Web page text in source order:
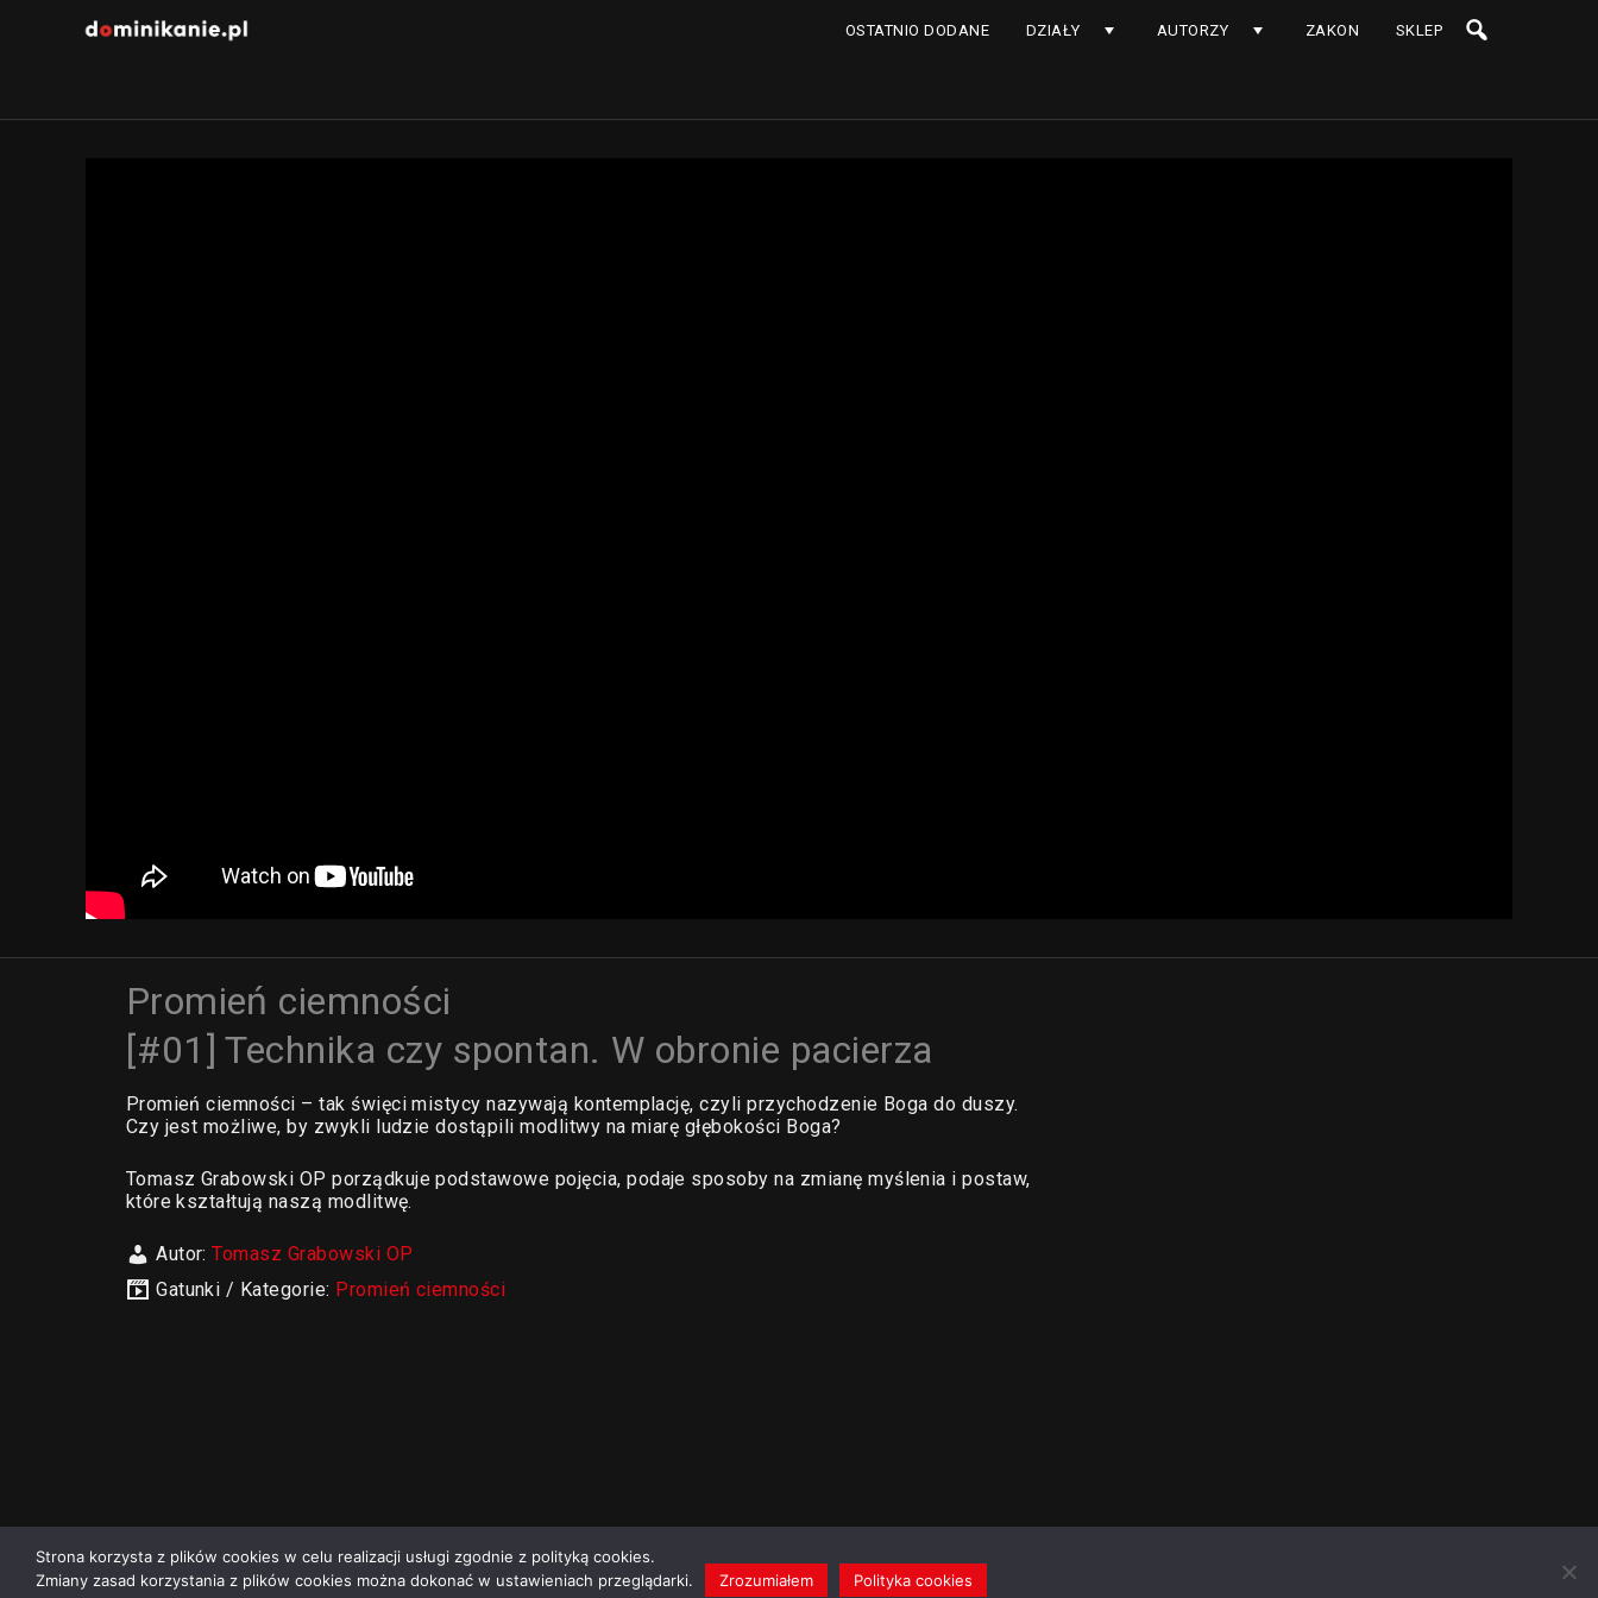
OSTATNIO DODANE DZIAŁY AUTORZY ZAKON SKLEP
Promień ciemności
[#01] Technika czy spontan. W obronie pacierza
Promień ciemności – tak święci mistycy nazywają kontemplację, czyli przychodzenie Boga do duszy.
Czy jest możliwe, by zwykli ludzie dostąpili modlitwy na miarę głębokości Boga?
Tomasz Grabowski OP porządkuje podstawowe pojęcia, podaje sposoby na zmianę myślenia i postaw,
które kształtują naszą modlitwę.
Autor:Tomasz Grabowski OP
Gatunki / Kategorie: Promień ciemności
Strona korzysta z plików cookies w celu realizacji usługi zgodnie z polityką cookies.
Zmiany zasad korzystania z plików cookies można dokonać w ustawieniach przeglądarki.
Zrozumiałem Polityka cookies